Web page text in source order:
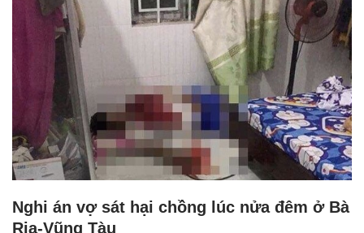
Nghi án vợ sát hại chồng lúc nửa đêm ở Bà
Rịa-Vũng Tàu